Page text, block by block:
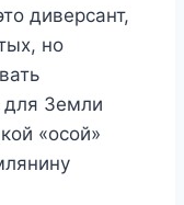
диверсант,
но
для Земли
«осой»